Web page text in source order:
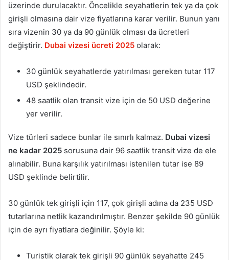
üzerinde durulacaktır. Öncelikle seyahatlerin tek ya da çok
girişli olmasına dair vize fiyatlarına karar verilir. Bunun yanı
sıra vizenin 30 ya da 90 günlük olması da ücretleri
değiştirir. Dubai vizesi ücreti 2025 olarak:
30 günlük seyahatlerde yatırılması gereken tutar 117
USD şeklindedir.
48 saatlik olan transit vize için de 50 USD değerine
yer verilir.
Vize türleri sadece bunlar ile sınırlı kalmaz. Dubai vizesi
ne kadar 2025 sorusuna dair 96 saatlik transit vize de ele
alınabilir. Buna karşılık yatırılması istenilen tutar ise 89
USD şeklinde belirtilir.
30 günlük tek girişli için 117, çok girişli adına da 235 USD
tutarlarına netlik kazandırılmıştır. Benzer şekilde 90 günlük
için de ayrı fiyatlara değinilir. Şöyle ki:
Turistik olarak tek girişli 90 günlük seyahatte 245